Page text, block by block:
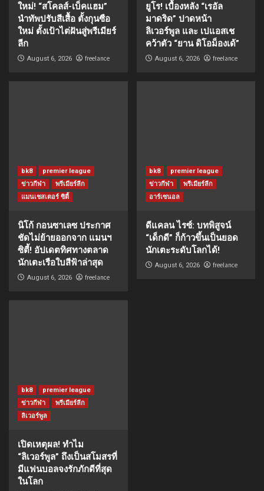
ใหม่! “สโคลส์-เบ็คแฮม”
นำทัพปรับสีเสื้อ ตั้งกุนซือ
ใหม่ ตั้งเป้าไต่ฝันสู่พรีเมียร์
ลีก
August 6, 2026 freelance
ยูโร! เบื้องหลัง “เรอัล
มาดริด” ปาดหน้า
ลิเวอร์พูล และ เปแอสเช
คว้าตัว “ยาน ดิโอม็องเด้”
August 6, 2026 freelance
bk8
premier league
ข่าวกีฬา
พรีเมียร์ลีก
แมนเชสเตอร์ ซิตี้
นิโก้ กอนซาเลซ ประกาศ
ชัดไม่ย้ายออกจาก แมนฯ
ซิตี้! อัปเดตทิศทางตลาด
นักเตะเรือใบสีฟ้าล่าสุด
August 6, 2026 freelance
bk8
premier league
ข่าวกีฬา
พรีเมียร์ลีก
อาร์เซนอล
ดีแคลน ไรซ์: บทพิสูจน์
“เด็กดี” ก็ก้าวขึ้นเป็นยอด
นักเตะระดับโลกได้!
August 6, 2026 freelance
bk8
premier league
ข่าวกีฬา
พรีเมียร์ลีก
ลิเวอร์พูล
เปิดเหตุผล! ทำไม
“ลิเวอร์พูล” ถึงเป็นสโมสรที่
มีแฟนบอลจงรักภักดีที่สุด
ในโลก